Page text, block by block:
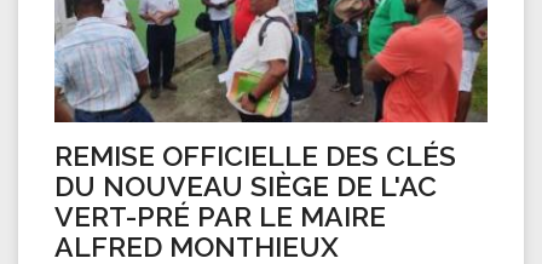
REMISE OFFICIELLE DES CLÉS
DU NOUVEAU SIÈGE DE L'AC
VERT-PRÉ PAR LE MAIRE
ALFRED MONTHIEUX